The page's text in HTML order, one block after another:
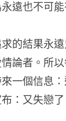
永遠也不可
的結果永
論者。所
來一個信息
：又失戀了